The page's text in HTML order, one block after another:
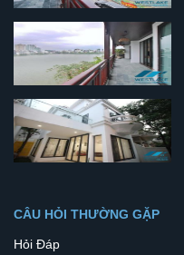
CÂU HỎI THƯỜNG GẶP
Hỏi Đáp